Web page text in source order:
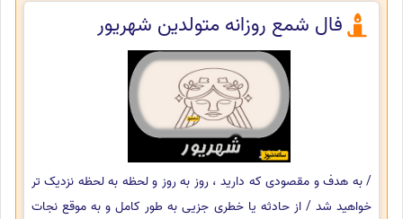
فال شمع روزانه متولدین شهریور
/ به هدف و مقصودی که دارید ، روز به روز و لحظه به لحظه نزدیک تر
خواهید شد / از حادثه یا خطری جزیی به طور کامل و به موقع نجات